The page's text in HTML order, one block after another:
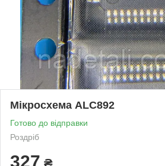
Мікросхема ALC892
Готово до відправки
Роздріб
327